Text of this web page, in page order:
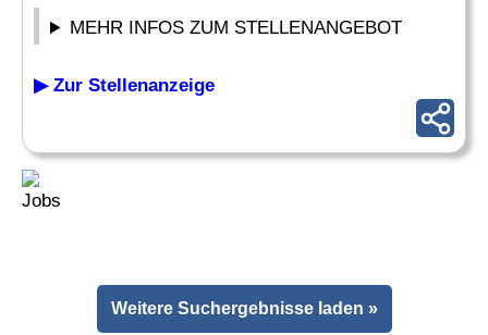
MEHR INFOS ZUM STELLENANGEBOT
▶ Zur Stellenanzeige
Weitere Suchergebnisse laden »